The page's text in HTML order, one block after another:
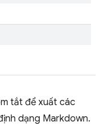
tắt để xuất các
dạng Markdown.